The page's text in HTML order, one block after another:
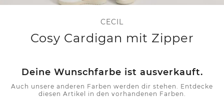
CECIL
Cosy Cardigan mit Zipper
Deine Wunschfarbe ist ausverkauft.
Auch unsere anderen Farben werden dir stehen. Entdecke
diesen Artikel in den vorhandenen Farben.